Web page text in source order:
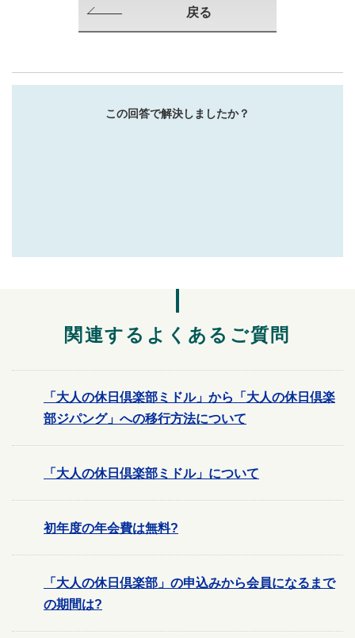
戻る
この回答で解決しましたか？
関連するよくあるご質問
「大人の休日倶楽部ミドル」から「大人の休日倶楽
部ジパング」への移行方法について
「大人の休日倶楽部ミドル」について
初年度の年会費は無料?
「大人の休日倶楽部」の申込みから会員になるまで
の期間は?